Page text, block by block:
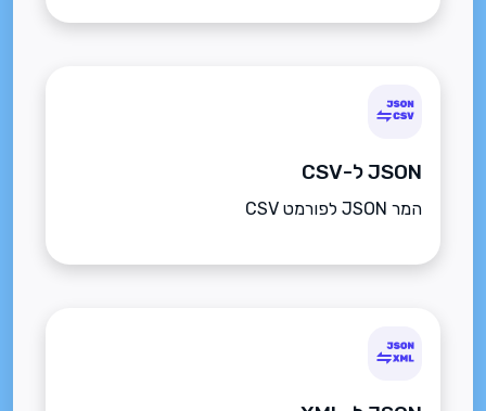
JSON ל-CSV
המר JSON לפורמט CSV